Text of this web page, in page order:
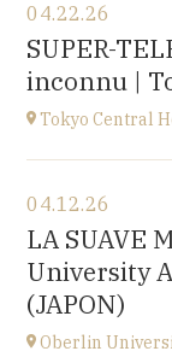
Tokyo (JAPAN)
at19H
04.22.26
SUPER-
inconnu |
Tokyo Central
Tokyo (JAPAN)
at14H
04.12.26
LA SUAVE
University
(JAPON)
Oberlin